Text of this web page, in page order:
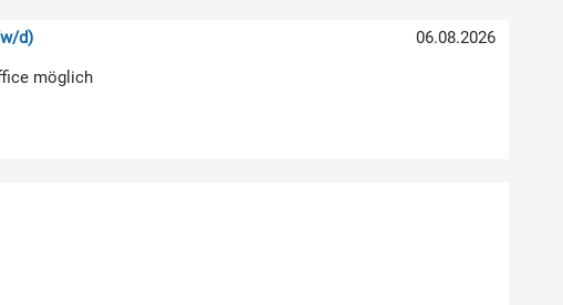
06.08.2026
d)
möglich